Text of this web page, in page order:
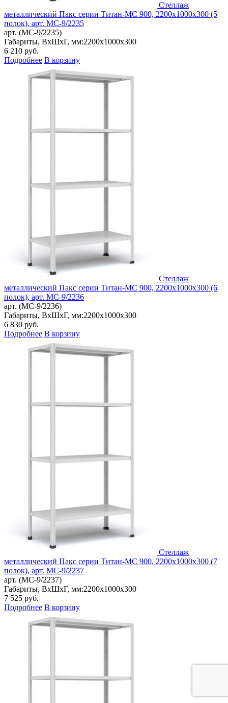
Стеллаж
металлический Пакс серии Титан-МС 900, 2200x1000x300 (5
полок), арт. МС-9/2235
арт. (МС-9/2235)
Габариты, ВxШxГ, мм:2200x1000x300
6 210 руб.
Подробнее В корзину
Стеллаж
металлический Пакс серии Титан-МС 900, 2200x1000x300 (6
полок), арт. МС-9/2236
арт. (МС-9/2236)
Габариты, ВxШxГ, мм:2200x1000x300
6 830 руб.
Подробнее В корзину
Стеллаж
металлический Пакс серии Титан-МС 900, 2200x1000x300 (7
полок), арт. МС-9/2237
арт. (МС-9/2237)
Габариты, ВxШxГ, мм:2200x1000x300
7 525 руб.
Подробнее В корзину